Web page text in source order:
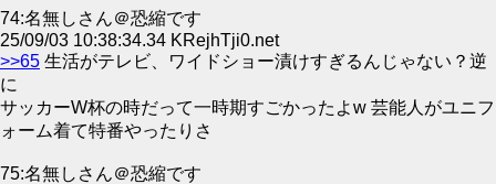
74:名無しさん＠恐縮です
25/09/03 10:38:34.34 KRejhTji0.net
>>65 生活がテレビ、ワイドショー漬けすぎるんじゃない？逆
に
サッカーW杯の時だって一時期すごかったよw 芸能人がユニフ
ォーム着て特番やったりさ
75:名無しさん＠恐縮です